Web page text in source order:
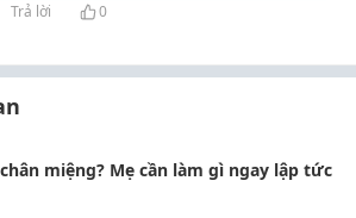
Trả lời 0
miệng? Mẹ cần làm gì ngay lập tức